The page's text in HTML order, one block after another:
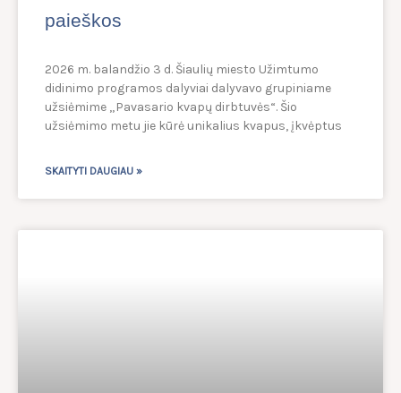
paieškos
2026 m. balandžio 3 d. Šiaulių miesto Užimtumo
didinimo programos dalyviai dalyvavo grupiniame
užsiėmime „Pavasario kvapų dirbtuvės“. Šio
užsiėmimo metu jie kūrė unikalius kvapus, įkvėptus
SKAITYTI DAUGIAU »